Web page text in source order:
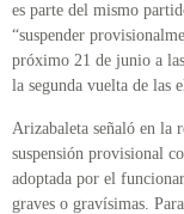
es parte del mismo
“suspender
próximo 21 de junio a
la segunda vuelta de las
Arizabaleta señaló en la
suspensión provisional
adoptada por el
graves o gravísimas.